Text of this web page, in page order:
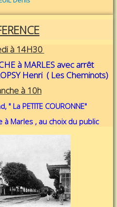
à 14H30
à MARLES avec arrêt
Henri ( Les Cheminots)
à 10h
La PETITE COURONNE"
à Marles , au choix du public